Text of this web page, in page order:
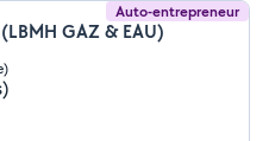
Auto-entrepreneur
GAZ & EAU)